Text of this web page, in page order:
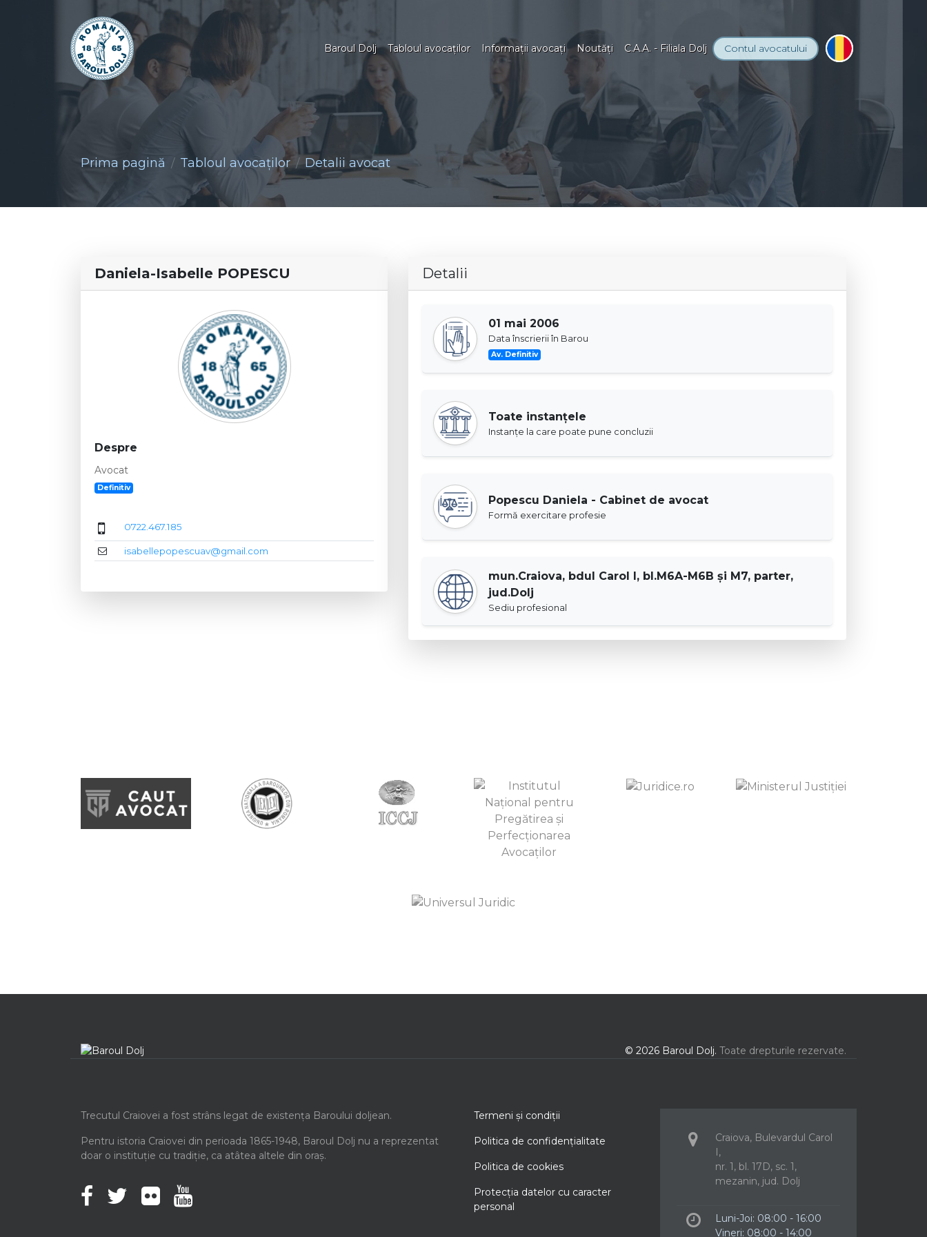
Baroul Dolj Tabloul avocaţilor Informaţii avocaţi Noutăţi C.A.A. - Filiala Dolj Contul avocatului
Prima pagină Tabloul avocaţilor Detalii avocat
Daniela-Isabelle POPESCU
Despre
Avocat
Definitiv
0722.467.185
isabellepopescuav@gmail.com
Detalii
01 mai 2006
Data înscrierii în Barou
Av. Definitiv
Toate instanţele
Instanţe la care poate pune concluzii
Popescu Daniela - Cabinet de avocat
Formă exercitare profesie
mun.Craiova, bdul Carol I, bl.M6A-M6B şi M7, parter,
jud.Dolj
Sediu profesional
© 2026 Baroul Dolj. Toate drepturile rezervate.
Trecutul Craiovei a fost strâns legat de existența Baroului doljean.
Pentru istoria Craiovei din perioada 1865-1948, Baroul Dolj nu a reprezentat
doar o instituție cu tradiție, ca atâtea altele din oraș.
Termeni şi condiţii
Politica de confidenţialitate
Politica de cookies
Protecţia datelor cu caracter
personal
Craiova, Bulevardul Carol
I,
nr. 1, bl. 17D, sc. 1,
mezanin, jud. Dolj
Luni-Joi: 08:00 - 16:00
Vineri: 08:00 - 14:00